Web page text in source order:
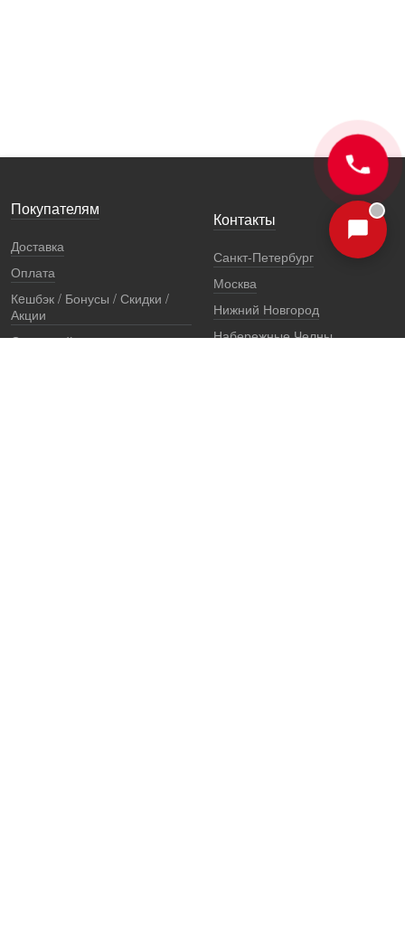
Покупателям
Доставка
Оплата
Кeшбэк / Бонусы / Скидки /
Акции
Остерегайтесь подделок
Контакты
Санкт-Петербург
Москва
Нижний Новгород
Набережные Челны